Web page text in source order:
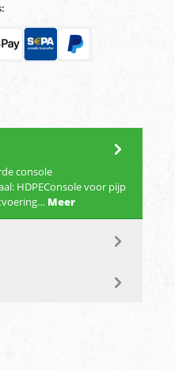
console
HDPEConsole voor pijp
Meer